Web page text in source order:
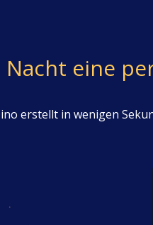
eine
erstellt in wenigen